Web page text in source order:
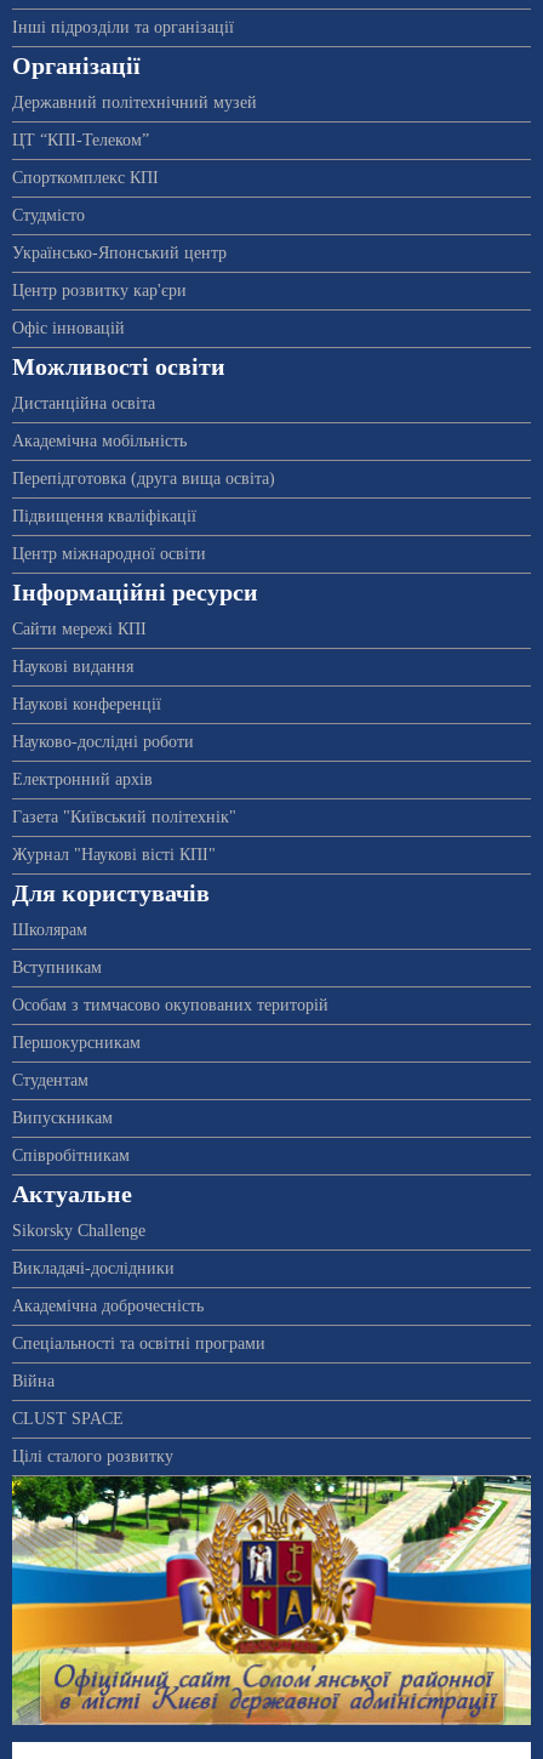
Інші підрозділи та організації
Організації
Державний політехнічний музей
ЦТ “КПІ-Телеком”
Спорткомплекс КПІ
Студмісто
Українсько-Японський центр
Центр розвитку кар'єри
Офіс інновацій
Можливості освіти
Дистанційна освіта
Академічна мобільність
Перепідготовка (друга вища освіта)
Підвищення кваліфікації
Центр міжнародної освіти
Інформаційні ресурси
Сайти мережі КПІ
Наукові видання
Наукові конференції
Науково-дослідні роботи
Електронний архів
Газета "Київський політехнік"
Журнал "Наукові вісті КПІ"
Для користувачів
Школярам
Вступникам
Особам з тимчасово окупованих територій
Першокурсникам
Студентам
Випускникам
Співробітникам
Актуальне
Sikorsky Challenge
Викладачі-дослідники
Академічна доброчесність
Спеціальності та освітні програми
Війна
CLUST SPACE
Цілі сталого розвитку